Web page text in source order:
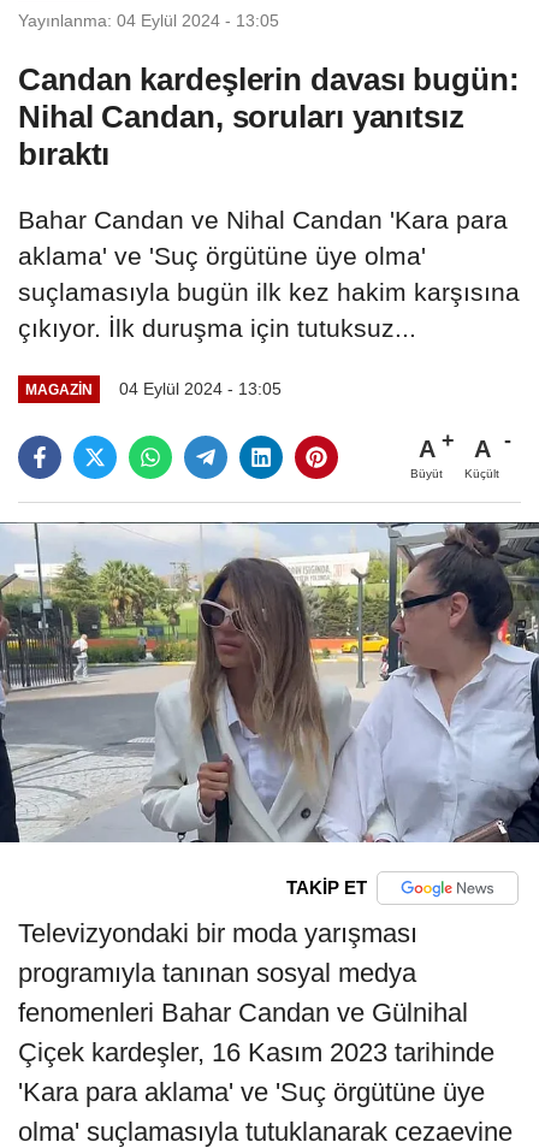
Yayınlanma: 04 Eylül 2024 - 13:05
Candan kardeşlerin davası bugün:
Nihal Candan, soruları yanıtsız
bıraktı
Bahar Candan ve Nihal Candan 'Kara para
aklama' ve 'Suç örgütüne üye olma'
suçlamasıyla bugün ilk kez hakim karşısına
çıkıyor. İlk duruşma için tutuksuz...
MAGAZIN 04 Eylül 2024 - 13:05
A
Büyüt
A
Küçült
TAKİP ET
Televizyondaki bir moda yarışması
programıyla tanınan sosyal medya
fenomenleri Bahar Candan ve Gülnihal
Çiçek kardeşler, 16 Kasım 2023 tarihinde
'Kara para aklama' ve 'Suç örgütüne üye
olma' suçlamasıyla tutuklanarak cezaevine